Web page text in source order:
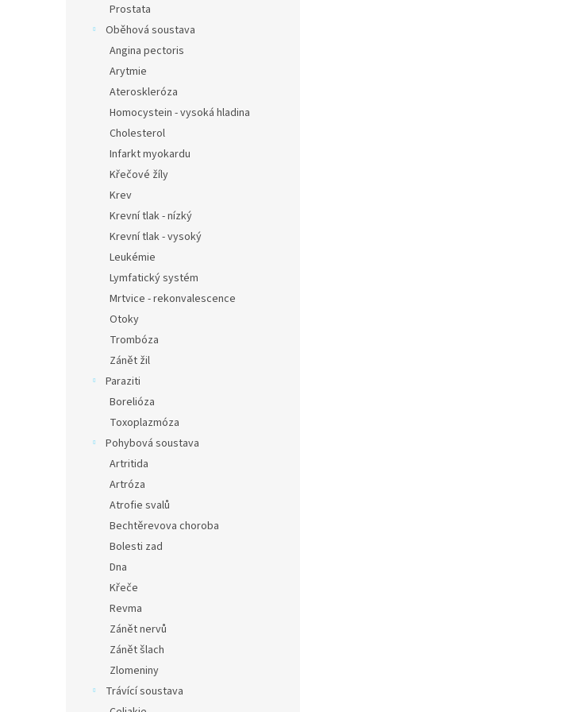
Prostata
Oběhová soustava
Angina pectoris
Arytmie
Ateroskleróza
Homocystein - vysoká hladina
Cholesterol
Infarkt myokardu
Křečové žíly
Krev
Krevní tlak - nízký
Krevní tlak - vysoký
Leukémie
Lymfatický systém
Mrtvice - rekonvalescence
Otoky
Trombóza
Zánět žil
Paraziti
Borelióza
Toxoplazmóza
Pohybová soustava
Artritida
Artróza
Atrofie svalů
Bechtěrevova choroba
Bolesti zad
Dna
Křeče
Revma
Zánět nervů
Zánět šlach
Zlomeniny
Trávící soustava